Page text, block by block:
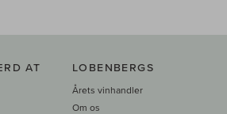
AT
LOBENBERGS
Årets vinhandler
Om os